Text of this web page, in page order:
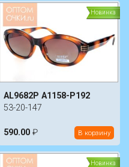
Новинка
AL9682P A1158-P192
53-20-147
590.00 ₽ В корзину
Новинка